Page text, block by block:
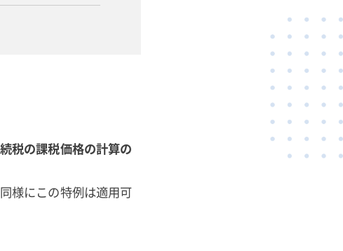
税の課税価格の計算の
様にこの特例は適用可